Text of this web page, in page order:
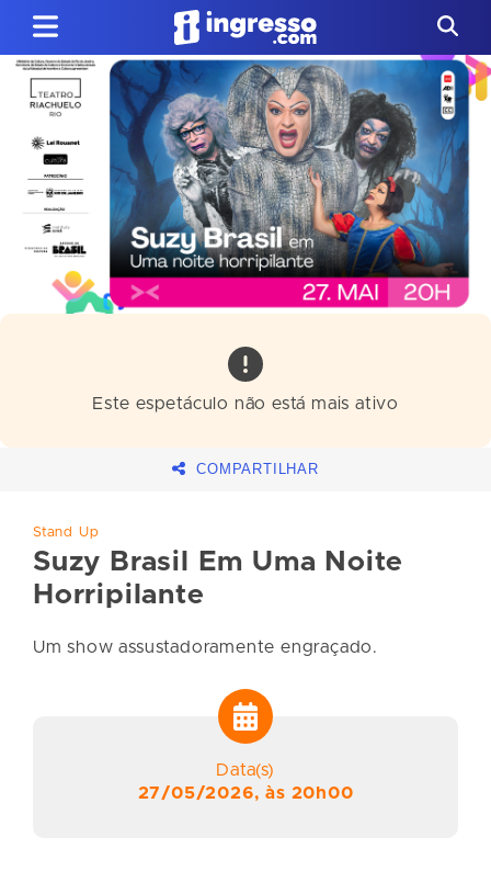
Este espetáculo não está mais ativo
COMPARTILHAR
Stand Up
Suzy Brasil Em Uma Noite
Horripilante
Um show assustadoramente engraçado.
Data(s)
27/05/2026, às 20h00